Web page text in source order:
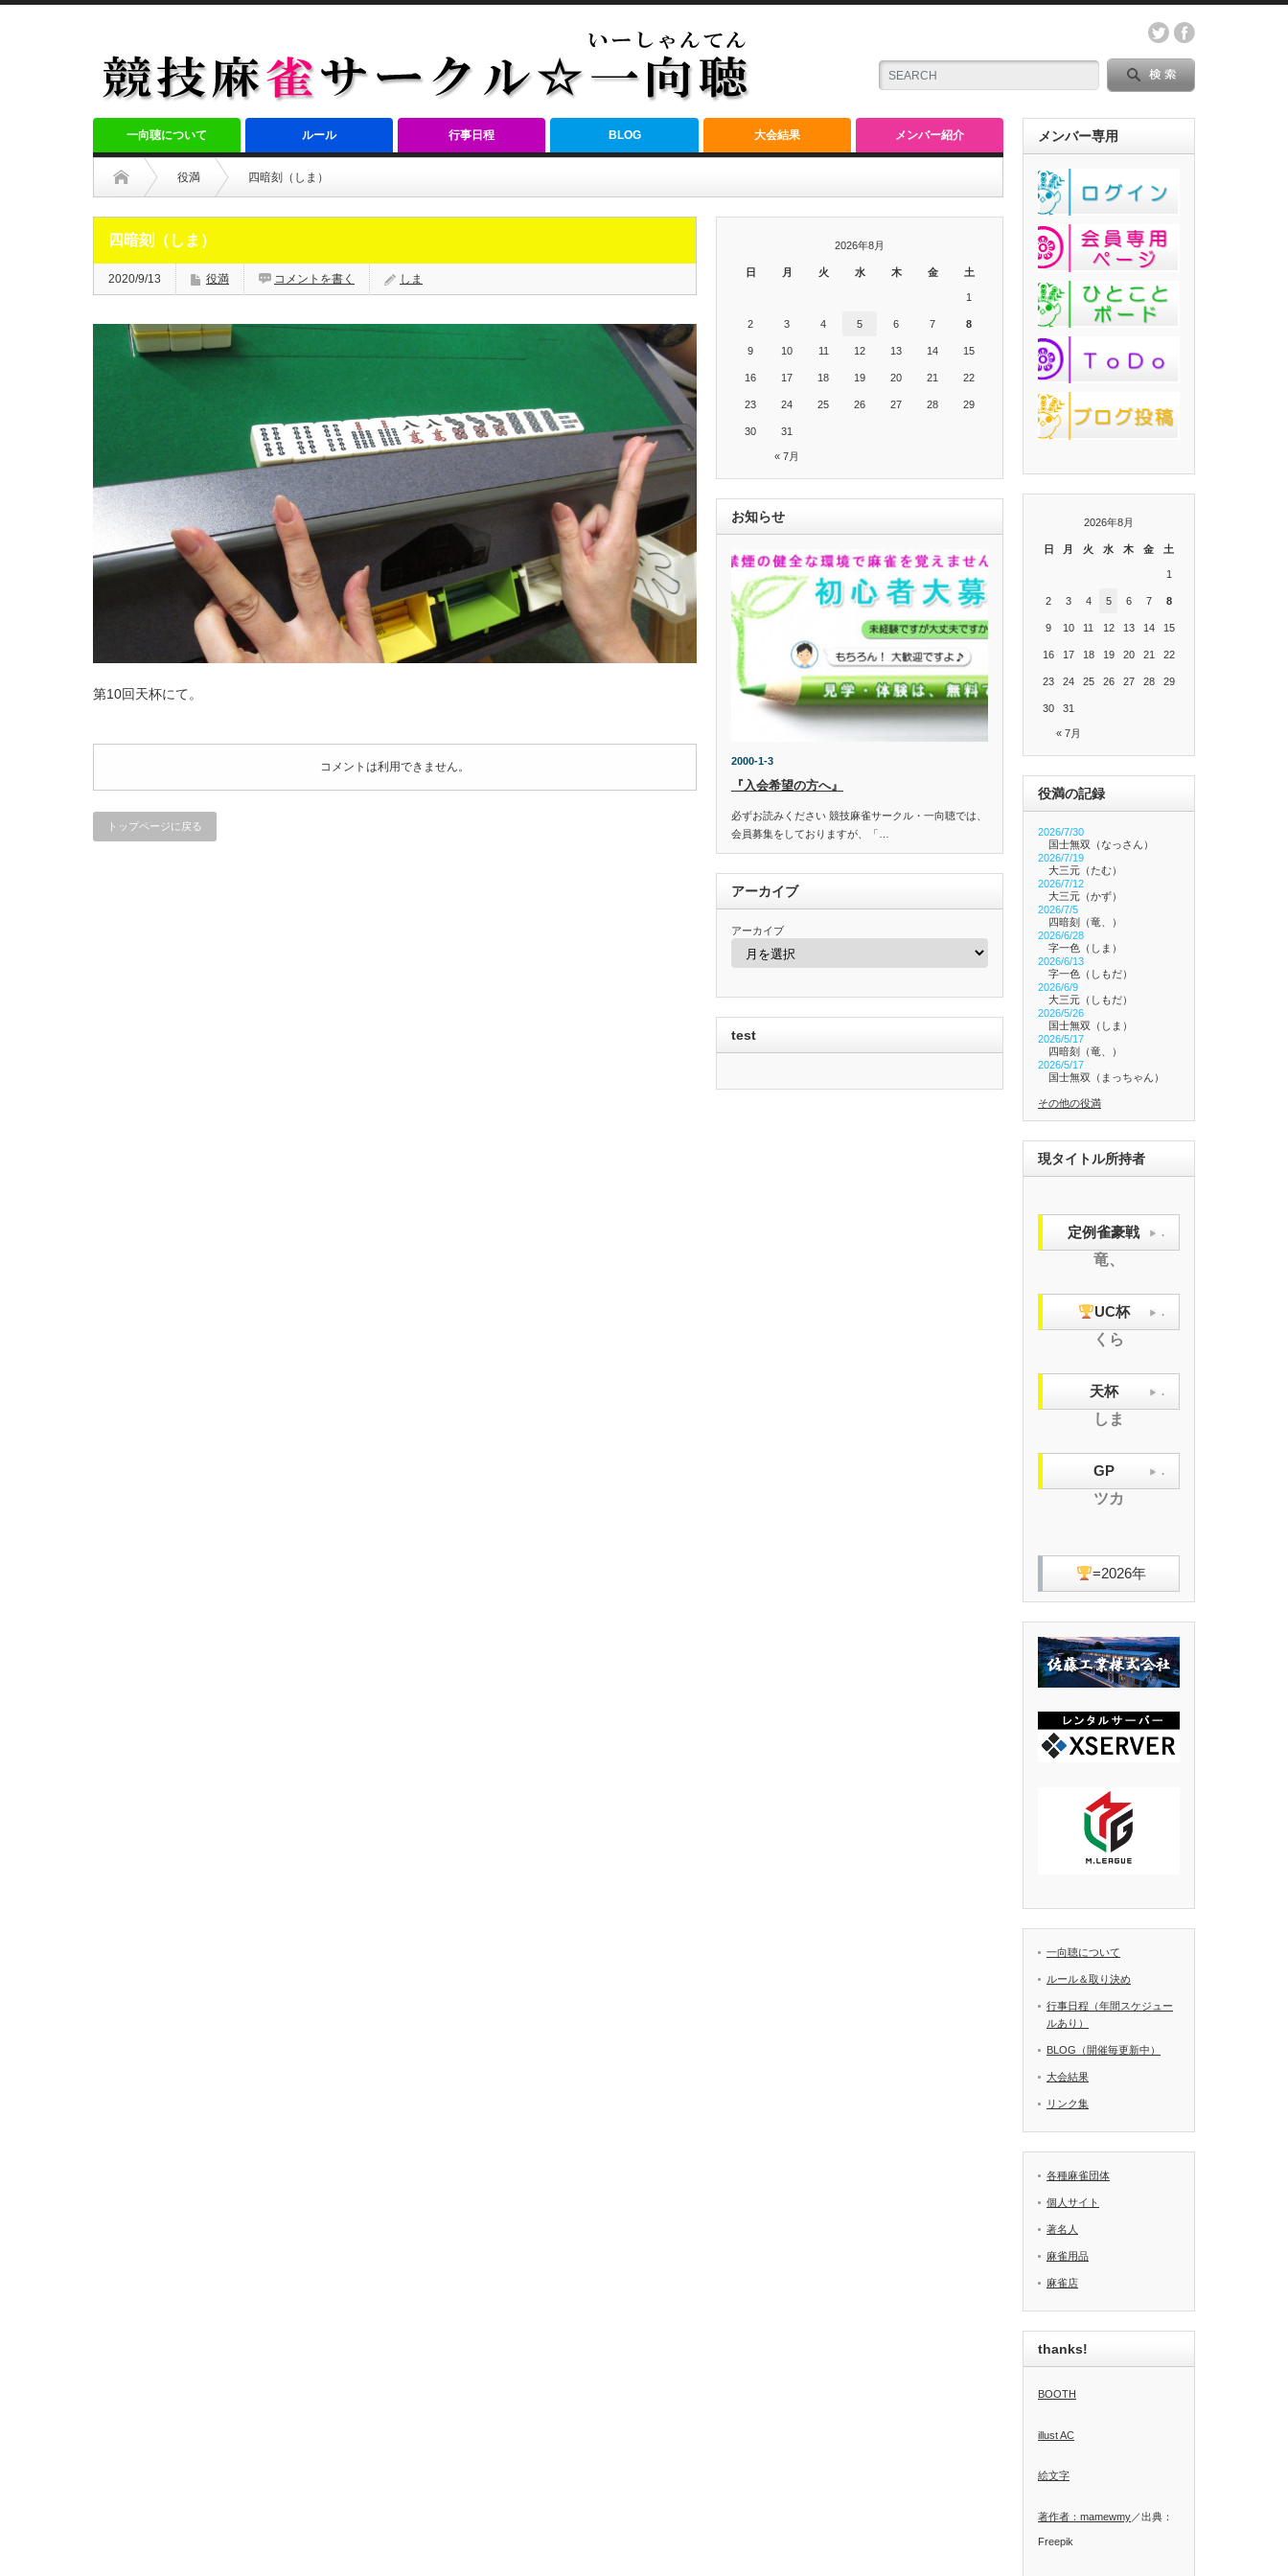
一向聴について ルール 行事日程 BLOG 大会結果 メンバー紹介
役満 四暗刻（しま）
四暗刻（しま）
2020/9/13 役満 コメントを書く しま
第10回天杯にて。
コメントは利用できません。
トップページに戻る
2026年8月
日 月 火 水 木 金 土
« 7月
1
2 3 4 5 6 7 8
9 10 11 12 13 14 15
16 17 18 19 20 21 22
23 24 25 26 27 28 29
30 31
お知らせ
2000-1-3
『入会希望の方へ』
必ずお読みください 競技麻雀サークル・一向聴では、
会員募集をしておりますが、「…
アーカイブ
アーカイブ
test
メンバー専用
2026年8月
日 月 火 水 木 金 土
« 7月
1
2 3 4 5 6 7 8
9 10 11 12 13 14 15
16 17 18 19 20 21 22
23 24 25 26 27 28 29
30 31
役満の記録
2026/7/30
国士無双（なっさん）
2026/7/19
大三元（たむ）
2026/7/12
大三元（かず）
2026/7/5
四暗刻（竜、）
2026/6/28
字一色（しま）
2026/6/13
字一色（しもだ）
2026/6/9
大三元（しもだ）
2026/5/26
国士無双（しま）
2026/5/17
四暗刻（竜、）
2026/5/17
国士無双（まっちゃん）
その他の役満
現タイトル所持者
定例雀豪戦 .
竜、
UC杯 .
くら
天杯 .
しま
GP .
ツカ
=2026年
一向聴について
ルール＆取り決め
行事日程（年間スケジュー
ルあり）
BLOG（開催毎更新中）
大会結果
リンク集
各種麻雀団体
個人サイト
著名人
麻雀用品
麻雀店
thanks!
BOOTH
illust AC
絵文字
著作者：mamewmy ／出典：
Freepik